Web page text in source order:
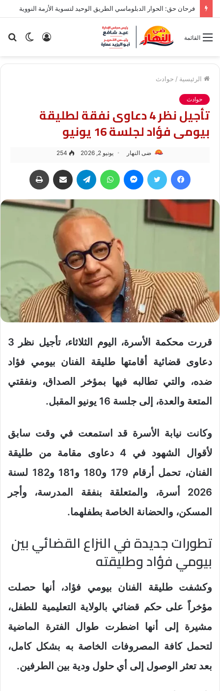
فرحان حق: الحوار الدبلوماسي الطريق الوحيد لتسوية الأزمة النووية
الوضع تسجيل
القائمة
الرئيسية / حوادث
حوادث
تأجيل نظر 4 دعاوى نفقة لطليقة
بيومى فؤاد لجلسة 16 يونيو
ضى النهار يونيو 2, 2026 254
فيسبوك تويتر ماسنجر واتساب تيلقرام مشاركة عبر البريد
قررت محكمة الأسرة، اليوم الثلاثاء، تأجيل نظر 3
دعاوى قضائية أقامتها طليقة الفنان بيومي فؤاد
ضده، والتي تطالبه فيها بمؤخر الصداق، ونفقتي
المتعة والعدة، إلى جلسة 16 يونيو المقبل.
وكانت نيابة الأسرة قد استمعت في وقت سابق
لأقوال الشهود في 4 دعاوى مقامة من طليقة
الفنان، تحمل أرقام 179 و180 و181 و182 لسنة
2026 أسرة، والمتعلقة بنفقة المدرسة، وأجر
المسكن، والحضانة الخاصة بطفلهما.
تطورات جديدة في النزاع القضائي بين
بيومي فؤاد وطليقته
وكشفت طليقة الفنان بيومي فؤاد، أنها حصلت
مؤخراً على حكم قضائي بالولاية التعليمية للطفل،
مشيرة إلى أنها اضطرت طوال الفترة الماضية
لتحمل كافة المصروفات الخاصة به بشكل كامل،
بعد تعثر الوصول إلى أي حلول ودية بين الطرفين.